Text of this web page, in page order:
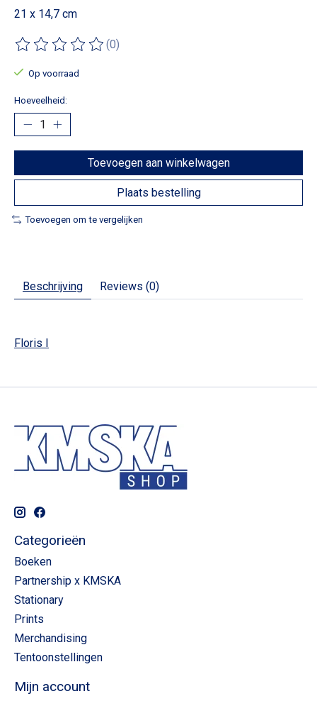
21 x 14,7 cm
De beoordeling van dit product is
(0)
Op voorraad
Hoeveelheid:
Toevoegen aan winkelwagen
Plaats bestelling
Toevoegen om te vergelijken
Beschrijving Reviews (0)
Floris I
Categorieën
Boeken
Partnership x KMSKA
Stationary
Prints
Merchandising
Tentoonstellingen
Mijn account